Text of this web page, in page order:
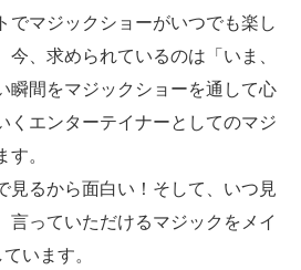
でマジックショーがいつでも楽し
、求められているのは「いま、
瞬間をマジックショーを通して心
くエンターテイナーとしてのマジ
。
見るから面白い！そして、いつ見
言っていただけるマジックをメイ
います。